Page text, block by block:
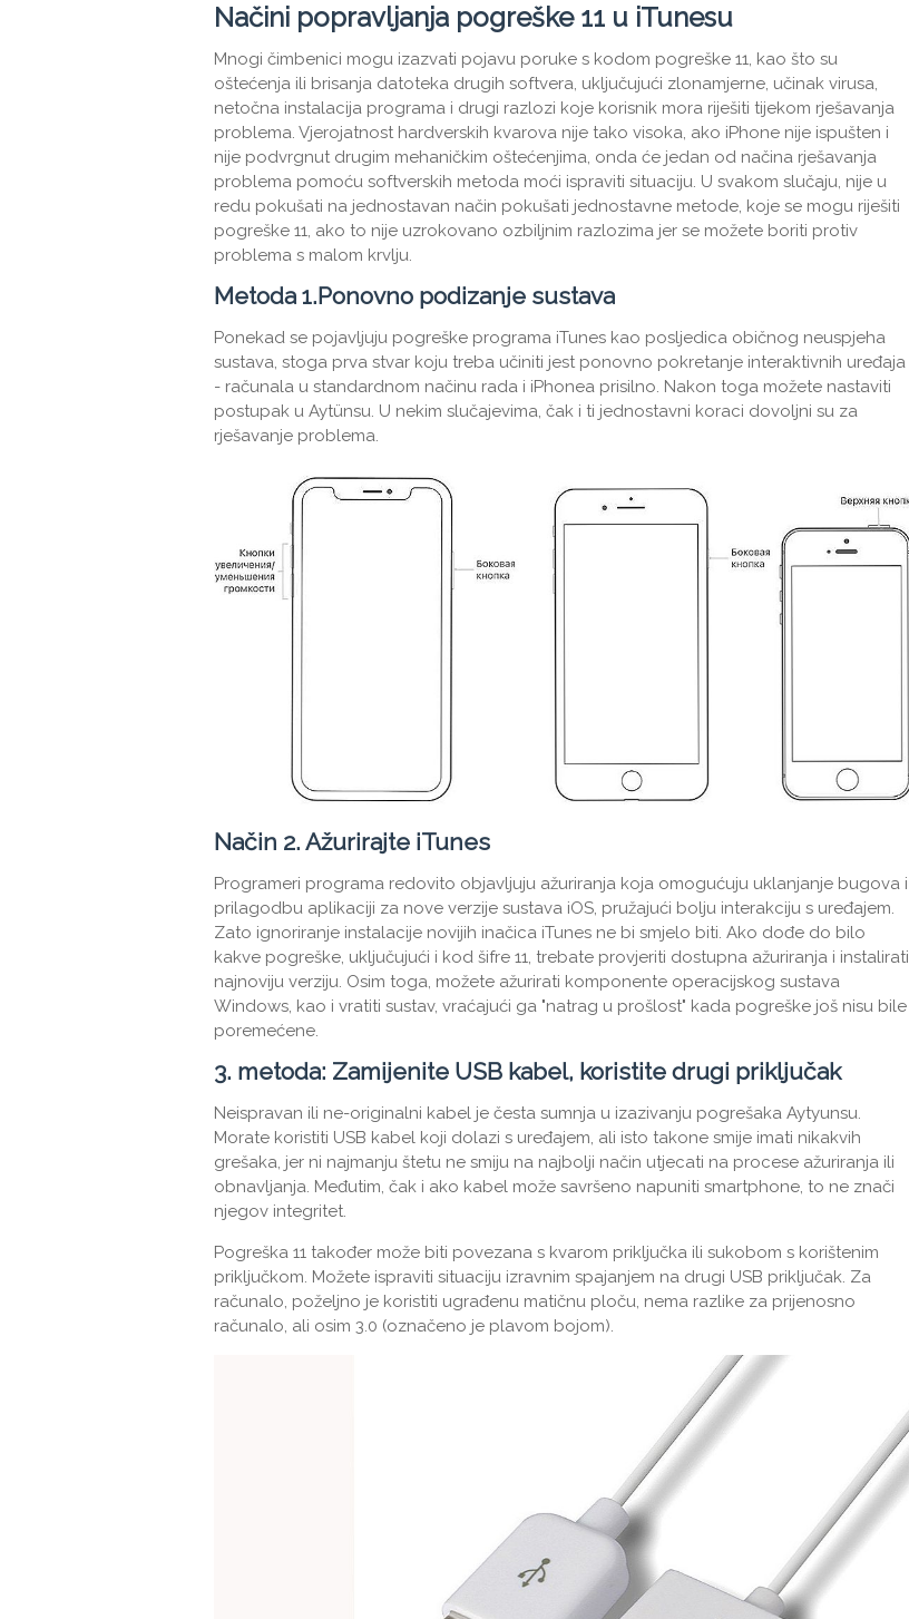
Načini popravljanja pogreške 11 u iTunesu
Mnogi čimbenici mogu izazvati pojavu poruke s kodom pogreške 11, kao što su
oštećenja ili brisanja datoteka drugih softvera, uključujući zlonamjerne, učinak virusa,
netočna instalacija programa i drugi razlozi koje korisnik mora riješiti tijekom rješavanja
problema. Vjerojatnost hardverskih kvarova nije tako visoka, ako iPhone nije ispušten i
nije podvrgnut drugim mehaničkim oštećenjima, onda će jedan od načina rješavanja
problema pomoću softverskih metoda moći ispraviti situaciju. U svakom slučaju, nije u
redu pokušati na jednostavan način pokušati jednostavne metode, koje se mogu riješiti
pogreške 11, ako to nije uzrokovano ozbiljnim razlozima jer se možete boriti protiv
problema s malom krvlju.
Metoda 1.Ponovno podizanje sustava
Ponekad se pojavljuju pogreške programa iTunes kao posljedica običnog neuspjeha
sustava, stoga prva stvar koju treba učiniti jest ponovno pokretanje interaktivnih uređaja
- računala u standardnom načinu rada i iPhonea prisilno. Nakon toga možete nastaviti
postupak u Aytünsu. U nekim slučajevima, čak i ti jednostavni koraci dovoljni su za
rješavanje problema.
Način 2. Ažurirajte iTunes
Programeri programa redovito objavljuju ažuriranja koja omogućuju uklanjanje bugova i
prilagodbu aplikaciji za nove verzije sustava iOS, pružajući bolju interakciju s uređajem.
Zato ignoriranje instalacije novijih inačica iTunes ne bi smjelo biti. Ako dođe do bilo
kakve pogreške, uključujući i kod šifre 11, trebate provjeriti dostupna ažuriranja i instalirati
najnoviju verziju. Osim toga, možete ažurirati komponente operacijskog sustava
Windows, kao i vratiti sustav, vraćajući ga "natrag u prošlost" kada pogreške još nisu bile
poremećene.
3. metoda: Zamijenite USB kabel, koristite drugi priključak
Neispravan ili ne-originalni kabel je česta sumnja u izazivanju pogrešaka Aytyunsu.
Morate koristiti USB kabel koji dolazi s uređajem, ali isto takone smije imati nikakvih
grešaka, jer ni najmanju štetu ne smiju na najbolji način utjecati na procese ažuriranja ili
obnavljanja. Međutim, čak i ako kabel može savršeno napuniti smartphone, to ne znači
njegov integritet.
Pogreška 11 također može biti povezana s kvarom priključka ili sukobom s korištenim
priključkom. Možete ispraviti situaciju izravnim spajanjem na drugi USB priključak. Za
računalo, poželjno je koristiti ugrađenu matičnu ploču, nema razlike za prijenosno
računalo, ali osim 3.0 (označeno je plavom bojom).